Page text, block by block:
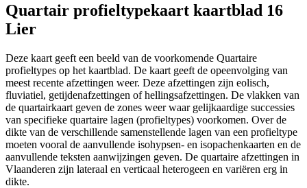
Quartair profieltypekaart kaartblad 16
Lier
Deze kaart geeft een beeld van de voorkomende Quartaire
profieltypes op het kaartblad. De kaart geeft de opeenvolging van
meest recente afzettingen weer. Deze afzettingen zijn eolisch,
fluviatiel, getijdenafzettingen of hellingsafzettingen. De vlakken van
de quartairkaart geven de zones weer waar gelijkaardige successies
van specifieke quartaire lagen (profieltypes) voorkomen. Over de
dikte van de verschillende samenstellende lagen van een profieltype
moeten vooral de aanvullende isohypsen- en isopachenkaarten en de
aanvullende teksten aanwijzingen geven. De quartaire afzettingen in
Vlaanderen zijn lateraal en verticaal heterogeen en variëren erg in
dikte.